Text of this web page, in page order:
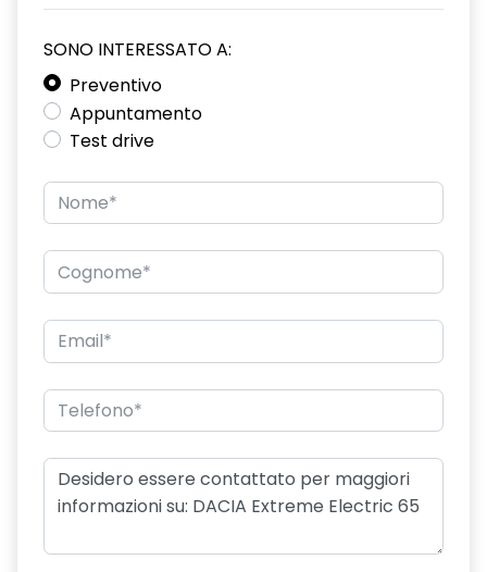
SONO INTERESSATO A:
Preventivo
Appuntamento
Test drive